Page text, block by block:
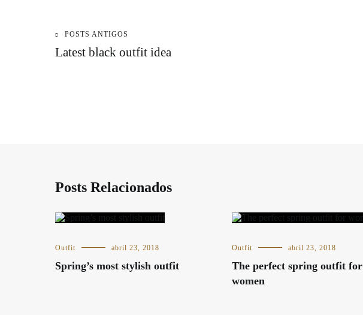
Navegação
POSTS ANTIGOS
Latest black outfit idea
Posts Relacionados
Outfit abril 23, 2018
Spring’s most stylish outfit
Outfit abril 23, 2018
The perfect spring outfit for
women